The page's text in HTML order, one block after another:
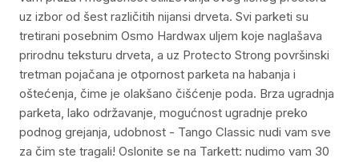
uz izbor od šest različitih nijansi drveta. Svi parketi su
tretirani posebnim Osmo Hardwax uljem koje naglašava
prirodnu teksturu drveta, a uz Protecto Strong površinski
tretman pojačana je otpornost parketa na habanja i
oštećenja, čime je olakšano čišćenje poda. Brza ugradnja
parketa, lako održavanje, mogućnost ugradnje preko
podnog grejanja, udobnost - Tango Classic nudi vam sve
za čim ste tragali! Oslonite se na Tarkett: nudimo vam 30